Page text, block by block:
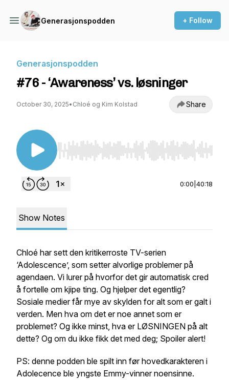
Generasjonspodden + Follow
Generasjonspodden
#76 - ‘Awareness’ vs. løsninger
October 30, 2025• Chloé og Kim Kolstad Share
Use Left/Right to seek, Home/End to jump to
0:00 40:18
Show Notes
Chloé har sett den kritikerroste TV-serien
‘Adolescence’, som setter alvorlige problemer på
agendaen. Vi lurer på hvorfor det gir automatisk cred
å fortelle om kjipe ting. Og hjelper det egentlig?
Sosiale medier får mye av skylden for alt som er galt i
verden. Men hva om det er noe annet som er
problemet? Og ikke minst, hva er LØSNINGEN på alt
dette? Og om du ikke fikk det med deg; Spoiler alert!
PS: denne podden ble spilt inn før hovedkarakteren i
Adolecence ble yngste Emmy-vinner noensinne.